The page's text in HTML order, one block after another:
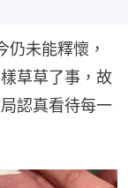
仍未能釋懷，
草草了事，故
認真看待每一